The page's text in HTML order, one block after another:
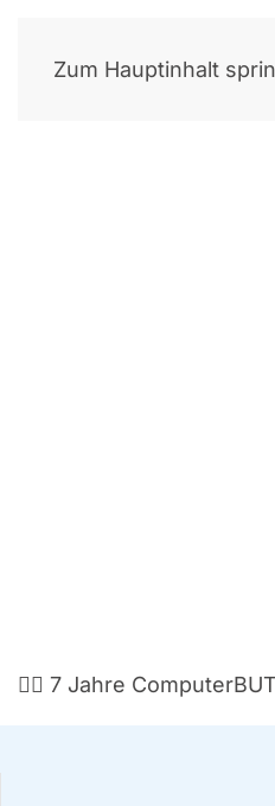
Zum Hauptinhalt
🏃‍♂️ 7 Jah­re